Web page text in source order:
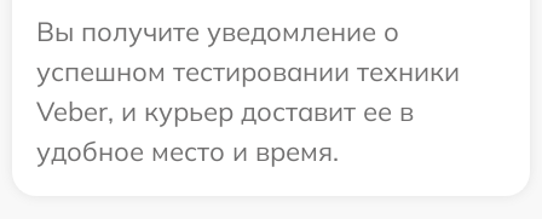
Вы получите уведомление о
успешном тестировании техники
Veber, и курьер доставит ее в
удобное место и время.